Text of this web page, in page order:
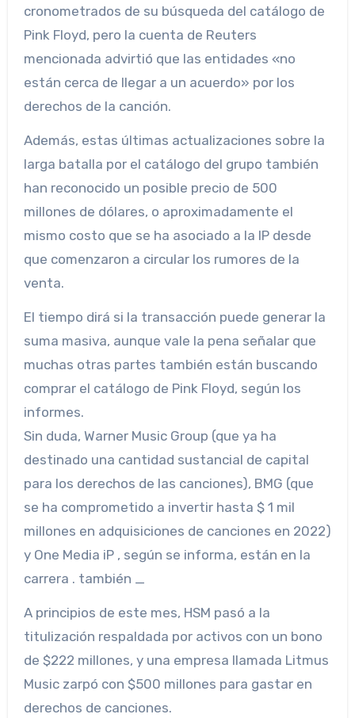
cronometrados de su búsqueda del catálogo de
Pink Floyd, pero la cuenta de Reuters
mencionada advirtió que las entidades «no
están cerca de llegar a un acuerdo» por los
derechos de la canción.
Además, estas últimas actualizaciones sobre la
larga batalla por el catálogo del grupo también
han reconocido un posible precio de 500
millones de dólares, o aproximadamente el
mismo costo que se ha asociado a la IP desde
que comenzaron a circular los rumores de la
venta.
El tiempo dirá si la transacción puede generar la
suma masiva, aunque vale la pena señalar que
muchas otras partes también están buscando
comprar el catálogo de Pink Floyd, según los
informes.
Sin duda, Warner Music Group (que ya ha
destinado una cantidad sustancial de capital
para los derechos de las canciones), BMG (que
se ha comprometido a invertir hasta $ 1 mil
millones en adquisiciones de canciones en 2022)
y One Media iP , según se informa, están en la
carrera . también _
A principios de este mes, HSM pasó a la
titulización respaldada por activos con un bono
de $222 millones, y una empresa llamada Litmus
Music zarpó con $500 millones para gastar en
derechos de canciones.